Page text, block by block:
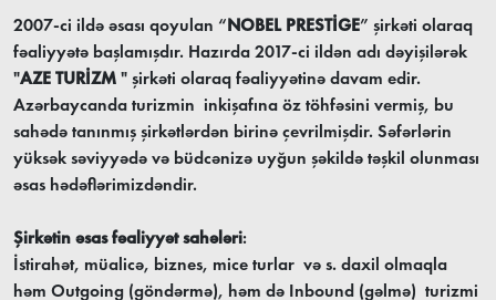
2007-ci ildə əsası qoyulan “NOBEL PRESTİGE” şirkəti olaraq
fəaliyyətə başlamışdır. Hazırda 2017-ci ildən adı dəyişilərək
"AZE TURİZM " şirkəti olaraq fəaliyyətinə davam edir.
Azərbaycanda turizmin inkişafına öz töhfəsini vermiş, bu
sahədə tanınmış şirkətlərdən birinə çevrilmişdir. Səfərlərin
yüksək səviyyədə və büdcənizə uyğun şəkildə təşkil olunması
əsas hədəflərimizdəndir.
Şirkətin əsas fəaliyyət sahələri:
İstirahət, müalicə, biznes, mice turlar və s. daxil olmaqla
həm Outgoing (göndərmə), həm də Inbound (gəlmə) turizmi